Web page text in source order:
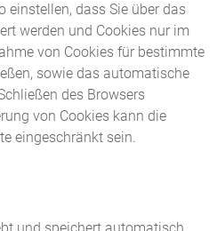
einstellen, dass Sie über das
werden und Cookies nur im
von Cookies für bestimmte
sowie das automatische
des Browsers
von Cookies kann die
eingeschränkt sein.